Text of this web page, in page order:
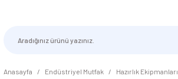
Anasayfa Endüstriyel Mutfak Hazırlık Ekipmanları